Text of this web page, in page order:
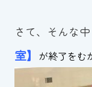
さて、そんな中
室】
が終了をむ